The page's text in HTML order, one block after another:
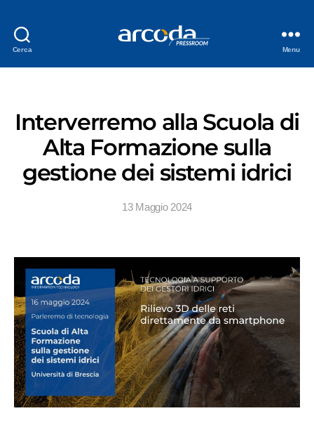
Cerca Menu
Interverremo alla Scuola di
Alta Formazione sulla
gestione dei sistemi idrici
13 Maggio 2024